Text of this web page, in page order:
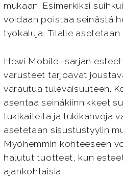
mukaan. Esimerkiksi
voidaan poistaa seinästä
työkaluja. Tilalle asetetaan
Hewi Mobile -sarjan
varusteet tarjoavat
varautua tulevaisuuteen.
asentaa seinäkiinnikkeet
tukikaiteita ja tukikahvoja
asetetaan sisustustyylin
Myöhemmin kohteeseen
halutut tuotteet, kun
ajankohtaisia.